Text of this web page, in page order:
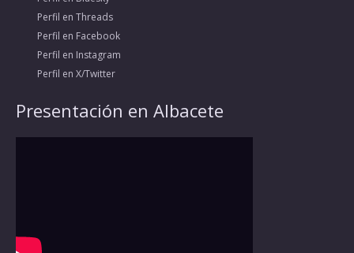
Perfil en Threads
Perfil en Facebook
Perfil en Instagram
Perfil en X/Twitter
Presentación en Albacete